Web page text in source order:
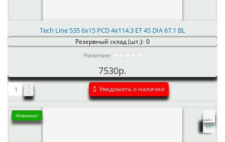
Tech Line 535 6x15 PCD 4x114.3 ET 45 DIA 67.1 BL
Резервный склад (шт.): 0
Наличие:
7530р.
Уведомить о наличии
Новинка!